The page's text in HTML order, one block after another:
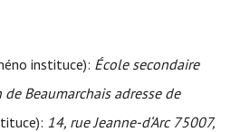
instituce): École secondaire
Beaumarchais adresse de
14, rue Jeanne-d‘Arc 75007,